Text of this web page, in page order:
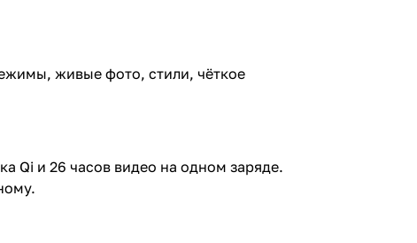
живые фото, стили, чёткое
Qi и 26 часов видео на одном заряде.